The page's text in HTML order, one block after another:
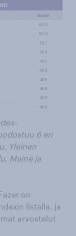
6 eri
Yleinen
Maine ja
on
listalla, ja
arvostelut